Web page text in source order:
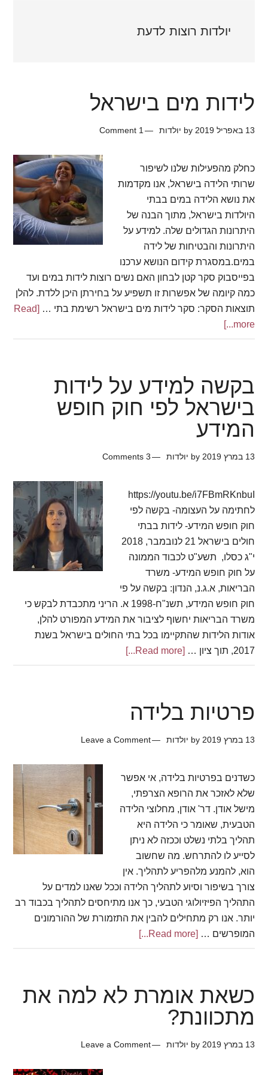
יולדות רוצות לדעת
לידות מים בישראל
13 באפריל 2019 by יולדות 1 Comment
כחלק מהפעילות שלנו לשיפור
שרותי הלידה בישראל, אנו מקדמות
את נושא הלידה במים בבתי
היולדות בישראל, מתוך הבנה של
היתרונות הגדולים שלה. למידע על
היתרונות והבטיחות של לידה
במים.במסגרת קידום הנושא ערכנו
בפייסבוק סקר קטן לבחון האם נשים רוצות לידות במים ועד
כמה קיומה של אפשרות זו תשפיע על בחירתן היכן ללדת. להלן
תוצאות הסקר: סקר לידות מים בישראל רשימת בתי …
[Read
more...]
בקשה למידע על לידות
בישראל לפי חוק חופש
המידע
13 במרץ 2019 by יולדות 3 Comments
https://youtu.be/i7FBmRKnbuI
לחתימה על העצומה- בקשה לפי
חוק חופש המידע- לידות בבתי
חולים בישראל 21 לנובמבר, 2018
י"ג כסלו, תשע"ט לכבוד הממונה
על חוק חופש המידע- משרד
הבריאות, א.ג.נ, הנדון: בקשה על פי
חוק חופש המידע, תשנ"ח-1998 א. הריני מתכבדת לבקש כי
משרד הבריאות יחשוף לציבור את המידע המפורט להלן,
אודות הלידות שהתקיימו בכל בתי החולים בישראל בשנת
2017, תוך ציון …
[Read more...]
about
לידות
לפי
חופש
המידע
פרטיות בלידה
13 במרץ 2019 by יולדות Leave a Comment
כשדנים בפרטיות בלידה, אי אפשר
שלא לאזכר את הרופא הצרפתי,
מישל אודן. דר' אודן, מחלוצי הלידה
הטבעית, שאומר כי הלידה היא
תהליך בלתי נשלט וככזה לא ניתן
לסייע לו להתרחש. מה שחשוב
הוא, להמנע מלהפריע לתהליך. אין
צורך בשיפור וסיוע לתהליך הלידה וככל שאנו למדים על
התהליך הפיזיולוגי הטבעי, כך אנו מתיחסים לתהליך בכבוד רב
יותר. אנו רק מתחילים להבין את התזמורת של ההורמונים
המופרשים … [Read more...]
about
כשאת אומרת לא למה את
מתכוונת?
13 במרץ 2019 by יולדות Leave a Comment